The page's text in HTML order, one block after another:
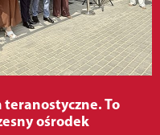
To
ośrodek